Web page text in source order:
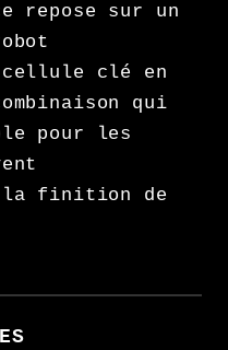
repose sur un
clé en
qui
pour les
la finition de